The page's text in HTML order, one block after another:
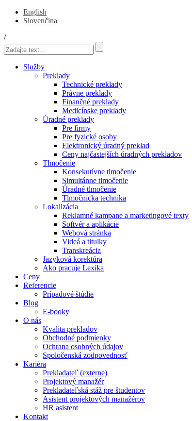
English
Slovenčina
/
Služby
Preklady
Technické preklady
Právne preklady
Finančné preklady
Medicínske preklady
Úradné preklady
Pre firmy
Pre fyzické osoby
Elektronický úradný preklad
Ceny najčastejších úradných prekladov
Tlmočenie
Konsekutívne tlmočenie
Simultánne tlmočenie
Úradné tlmočenie
Tlmočnícka technika
Lokalizácia
Reklamné kampane a marketingové texty
Softvér a aplikácie
Webová stránka
Videá a titulky
Transkreácia
Jazyková korektúra
Ako pracuje Lexika
Ceny
Referencie
Prípadové štúdie
Blog
E-booky
O nás
Kvalita prekladov
Obchodné podmienky
Ochrana osobných údajov
Spoločenská zodpovednosť
Kariéra
Prekladateľ (externe)
Projektový manažér
Prekladateľská stáž pre študentov
Asistent projektových manažérov
HR asistent
Kontakt